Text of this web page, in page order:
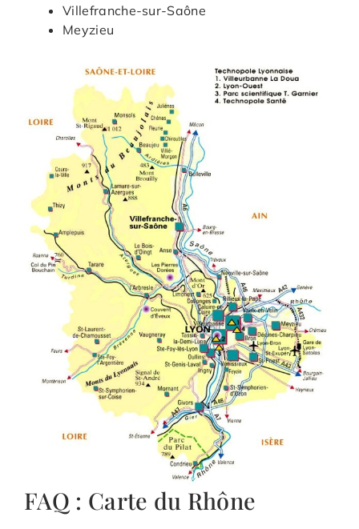
Villefranche-sur-Saône
Meyzieu
FAQ : Carte du Rhône